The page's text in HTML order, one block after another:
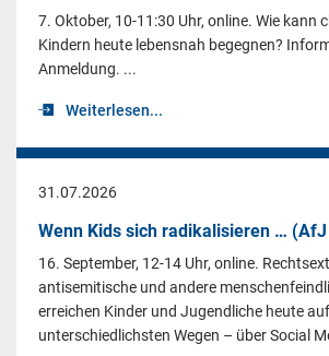
7. Oktober, 10-11:30 Uhr, online. Wie kann
Kindern heute lebensnah begegnen?
Anmeldung. ...
Weiterlesen...
31.07.2026
Wenn Kids sich radikalisieren … (AfJ
16. September, 12-14 Uhr, online.
antisemitische und andere
erreichen Kinder und Jugendliche heute auf
unterschiedlichsten Wegen – über Social